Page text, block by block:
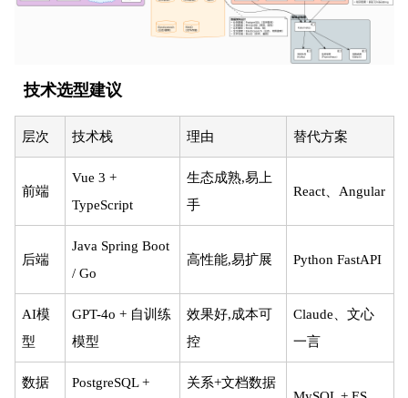
技术选型建议
层次 技术栈 理由 替代方案
前端
Vue 3 +
TypeScript
生态成熟,易上
手
React、Angular
后端
Java Spring Boot
/ Go
高性能,易扩展 Python FastAPI
AI模
型
GPT-4o + 自训练
模型
效果好,成本可
控
Claude、文心
一言
数据 PostgreSQL +
关系+文档数据